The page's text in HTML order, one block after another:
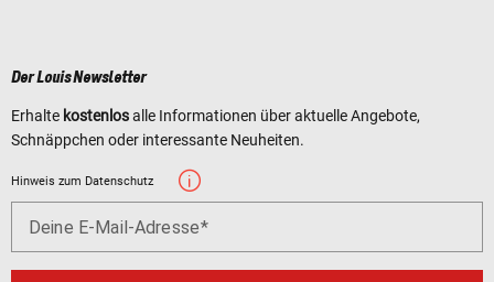
Der Louis Newsletter
Erhalte kostenlosalle Informationen über aktuelle Angebote,
Schnäppchen oder interessante Neuheiten.
Hinweis zum Datenschutz
Deine E-Mail-Adresse